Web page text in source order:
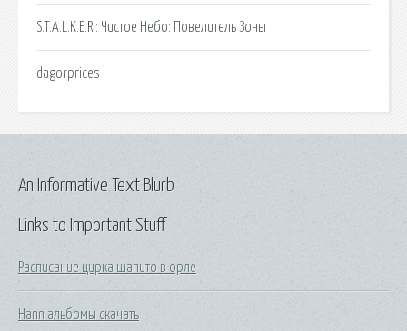
S.T.A.L.K.E.R.: Чистое Небо: Повелитель Зоны
dagorprices
Links to Important Stuff
Расписание цирка шапито в орле
Hann альбомы скачать
An Informative Text Blurb